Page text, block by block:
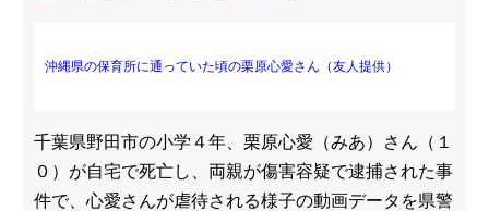
沖縄県の保育所に通っていた頃の栗原心愛さん（友人提供）
千葉県野田市の小学４年、栗原心愛（みあ）さん（１
０）が自宅で死亡し、両親が傷害容疑で逮捕された事
件で、心愛さんが虐待される様子の動画データを県警